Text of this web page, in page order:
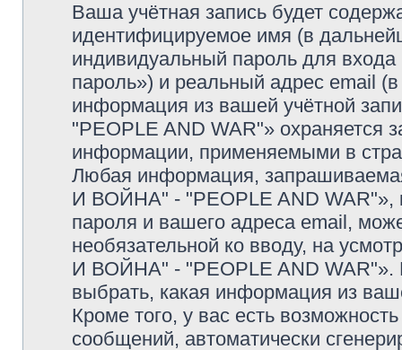
Ваша учётная запись будет
идентифицируемое имя (в
индивидуальный пароль для
пароль») и реальный адрес email
информация из вашей учётной
"PEOPLE AND WAR"» охраняется
информации, применяемыми в
Любая информация,
И ВОЙНА" - "PEOPLE AND WAR"»,
пароля и вашего адреса email,
необязательной ко вводу, на
И ВОЙНА" - "PEOPLE AND WAR"».
выбрать, какая информация из
Кроме того, у вас есть
сообщений, автоматически